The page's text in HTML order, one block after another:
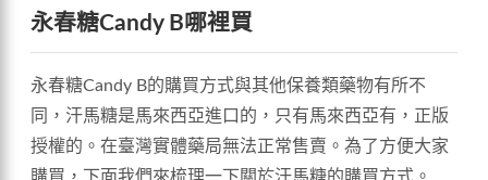
永春糖Candy B哪裡買
永春糖Candy B的購買方式與其他保養類藥物有所不
同，汗馬糖是馬來西亞進口的，只有馬來西亞有，正版
授權的。在臺灣實體藥局無法正常售賣。為了方便大家